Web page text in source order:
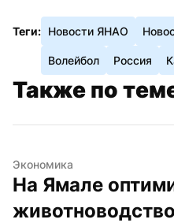
Теги: Новости ЯНАО
Волейбол Россия
Также по
Экономика
На Ямале